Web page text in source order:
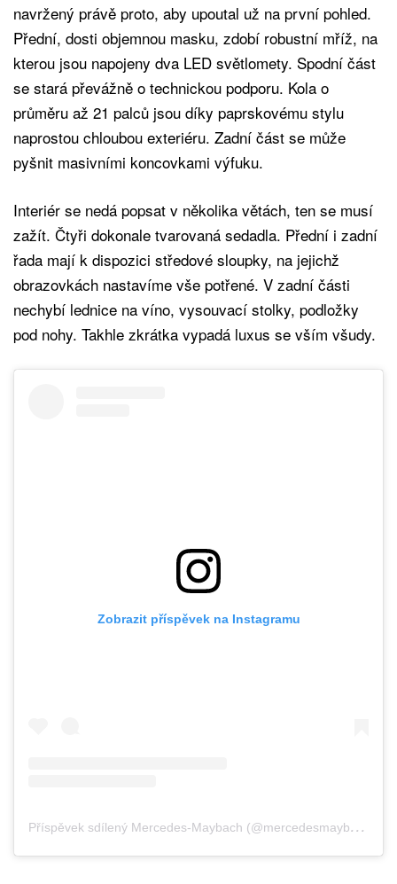
navržený právě proto, aby upoutal už na první pohled.
Přední, dosti objemnou masku, zdobí robustní mříž, na
kterou jsou napojeny dva LED světlomety. Spodní část
se stará převážně o technickou podporu. Kola o
průměru až 21 palců jsou díky paprskovému stylu
naprostou chloubou exteriéru. Zadní část se může
pyšnit masivními koncovkami výfuku.
Interiér se nedá popsat v několika větách, ten se musí
zažít. Čtyři dokonale tvarovaná sedadla. Přední i zadní
řada mají k dispozici středové sloupky, na jejichž
obrazovkách nastavíme vše potřené. V zadní části
nechybí lednice na víno, vysouvací stolky, podložky
pod nohy. Takhle zkrátka vypadá luxus se vším všudy.
Zobrazit příspěvek na Instagramu
P
říspěvek sdílený Mercedes-Maybach (@mercedesmaybach)